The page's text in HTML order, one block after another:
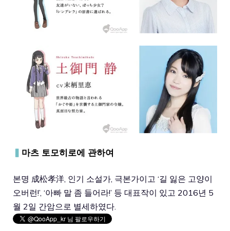
▍ 마츠 토모히로에 관하여
본명 成松孝洋, 인기 소설가, 극본가이고 ‘길 잃은 고양이
오버런!’, ‘아빠 말 좀 들어라!’ 등 대표작이 있고 2016년 5
월 2일 간암으로 별세하였다.